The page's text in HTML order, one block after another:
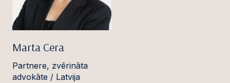
Marta Cera
Partnere, zvērināta
advokāte / Latvija